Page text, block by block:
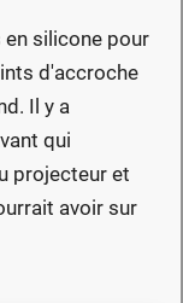
silicone pour
d'accroche
Il y a
qui
projecteur et
avoir sur